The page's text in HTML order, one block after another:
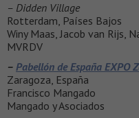
– Didden Village
Rotterdam, Países Bajos
Winy Maas, Jacob van Rijs,
MVRDV
– Pabellón de España EXPO
Zaragoza, España
Francisco Mangado
Mangado y Asociados